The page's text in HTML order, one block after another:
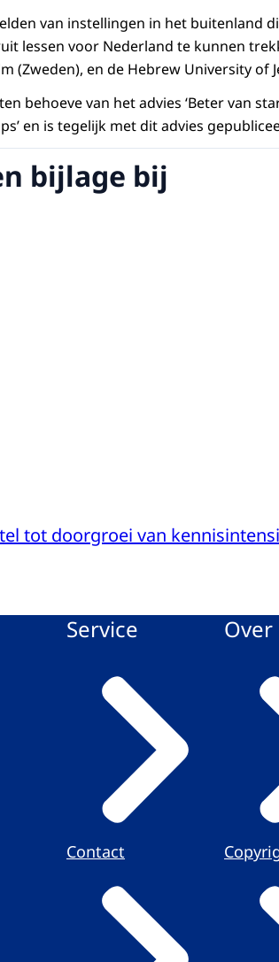
van instellingen in het buitenland
lessen voor Nederland te kunnen
(Zweden), en de Hebrew University of
behoeve van het advies ‘Beter van
en is tegelijk met dit advies
bijlage bij
tot doorgroei van
Service
Contact